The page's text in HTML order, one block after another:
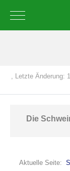
Mobile Menu
, Letzte Änderung:
Die
Aktuelle Seite: